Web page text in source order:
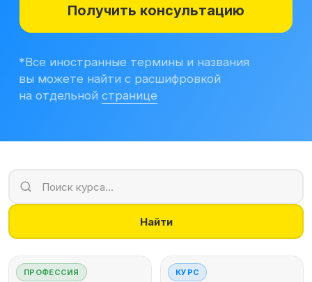
Найти
ПРОФЕССИЯ КУРС